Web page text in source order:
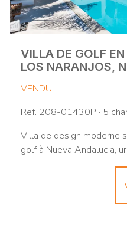
VILLA DE GOLF
LOS NARANJOS,
VENDU
Ref. 208-01430P · 5
Villa de design moderne
golf à Nueva Andalucia,